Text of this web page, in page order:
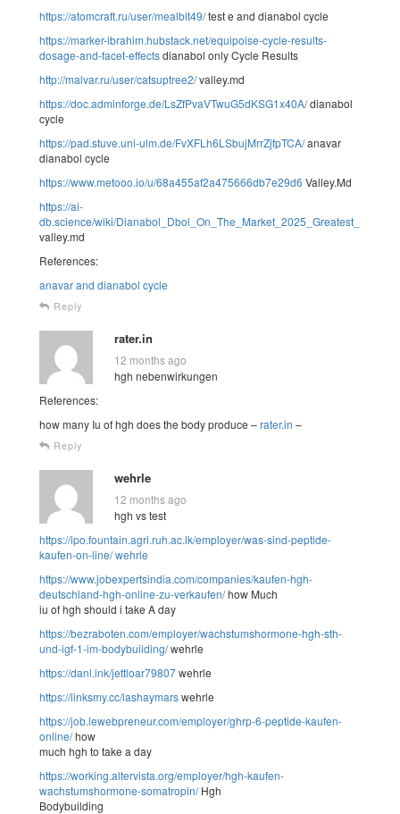
https://atomcraft.ru/user/mealbit49/test e and dianabol cycle
https://marker-ibrahim.hubstack.net/equipoise-cycle-results-
dosage-and-facet-effectsdianabol only Cycle Results
http://malvar.ru/user/catsuptree2/valley.md
https://doc.adminforge.de/LsZfPvaVTwuG5dKSG1x40A/dianabol
cycle
https://pad.stuve.uni-ulm.de/FvXFLh6LSbujMrrZjfpTCA/anavar
dianabol cycle
https://www.metooo.io/u/68a455af2a475666db7e29d6 Valley.Md
https://ai-
db.science/wiki/
valley.md
References:
anavar and dianabol cycle
Reply
rater.in
12 months ago
hgh nebenwirkungen
References:
how many Iu of hgh does the body produce –rater.in –
Reply
wehrle
12 months ago
hgh vs test
https://ipo.fountain.agri.ruh.ac.lk/employer/was-sind-peptide-
kaufen-on-line/wehrle
https://www.jobexpertsindia.com/companies/kaufen-hgh-
deutschland-hgh-online-zu-verkaufen/how Much
iu of hgh should i take A day
https://bezraboten.com/employer/wachstumshormone-hgh-sth-
und-igf-1-im-bodybuilding/wehrle
https://danl.ink/jettloar79807wehrle
https://linksmy.cc/lashaymarswehrle
https://job.lewebpreneur.com/employer/ghrp-6-peptide-kaufen-
online/how
much hgh to take a day
https://working.altervista.org/employer/hgh-kaufen-
wachstumshormone-somatropin/Hgh
Bodybuilding